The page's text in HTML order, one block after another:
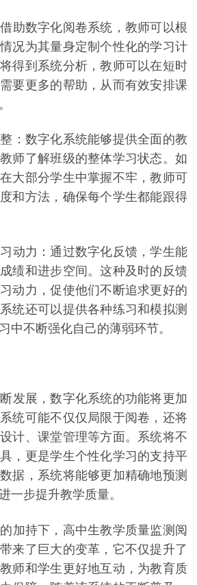
数字化阅卷系统，教师可以根
况为其量身定制个性化的学习计
得到系统分析，教师可以在短时
要更多的帮助，从而有效安排课
数字化系统能够提供全面的教
师了解班级的整体学习状态。如
大部分学生中掌握不牢，教师可
和方法，确保每个学生都能跟得
力：通过数字化反馈，学生能
绩和进步空间。这种及时的反馈
动力，促使他们不断追求更好的
统还可以提供各种练习和模拟测
中不断强化自己的薄弱环节。
展，数字化系统的功能将更加
统可能不仅仅局限于阅卷，还将
计、课堂管理等方面。系统将不
，更是学生个性化学习的支持平
据，系统将能够更加精确地预测
一步提升教学质量。
持下，高中生教学质量监测阅
来了巨大的变革，它不仅提升了
师和学生更好地互动，为教育质